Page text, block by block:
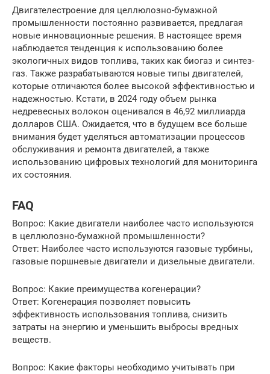
Двигателестроение для целлюлозно-бумажной
промышленности постоянно развивается, предлагая
новые инновационные решения. В настоящее время
наблюдается тенденция к использованию более
экологичных видов топлива, таких как биогаз и синтез-
газ. Также разрабатываются новые типы двигателей,
которые отличаются более высокой эффективностью и
надежностью. Кстати, в 2024 году объем рынка
недревесных волокон оценивался в 46,92 миллиарда
долларов США. Ожидается, что в будущем все больше
внимания будет уделяться автоматизации процессов
обслуживания и ремонта двигателей, а также
использованию цифровых технологий для мониторинга
их состояния.
FAQ
Вопрос: Какие двигатели наиболее часто используются
в целлюлозно-бумажной промышленности?
Ответ: Наиболее часто используются газовые турбины,
газовые поршневые двигатели и дизельные двигатели.
Вопрос: Какие преимущества когенерации?
Ответ: Когенерация позволяет повысить
эффективность использования топлива, снизить
затраты на энергию и уменьшить выбросы вредных
веществ.
Вопрос: Какие факторы необходимо учитывать при